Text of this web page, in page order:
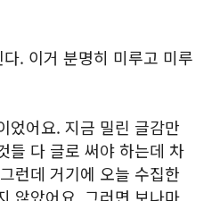
. 이거 분명히 미루고 미루
었어요. 지금 밀린 글감만
들 다 글로 써야 하는데 차
런데 거기에 오늘 수집한